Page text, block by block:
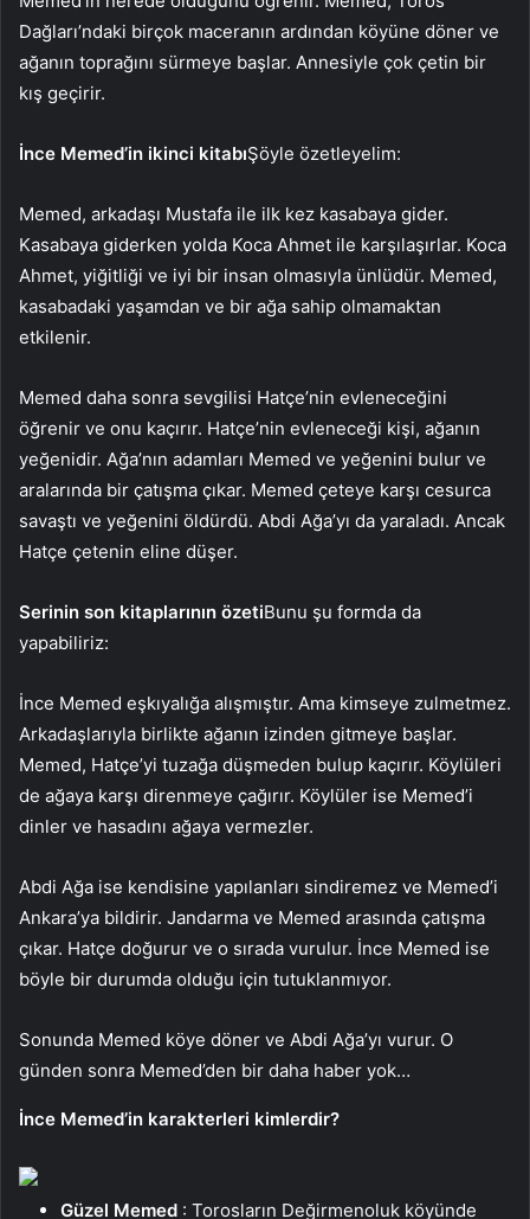
Dağları’ndaki birçok maceranın ardından köyüne döner ve
ağanın toprağını sürmeye başlar. Annesiyle çok çetin bir
kış geçirir.
İnce Memed’in ikinci kitabıŞöyle özetleyelim:
Memed, arkadaşı Mustafa ile ilk kez kasabaya gider.
Kasabaya giderken yolda Koca Ahmet ile karşılaşırlar. Koca
Ahmet, yiğitliği ve iyi bir insan olmasıyla ünlüdür. Memed,
kasabadaki yaşamdan ve bir ağa sahip olmamaktan
etkilenir.
Memed daha sonra sevgilisi Hatçe’nin evleneceğini
öğrenir ve onu kaçırır. Hatçe’nin evleneceği kişi, ağanın
yeğenidir. Ağa’nın adamları Memed ve yeğenini bulur ve
aralarında bir çatışma çıkar. Memed çeteye karşı cesurca
savaştı ve yeğenini öldürdü. Abdi Ağa’yı da yaraladı. Ancak
Hatçe çetenin eline düşer.
Serinin son kitaplarının özetiBunu şu formda da
yapabiliriz:
İnce Memed eşkıyalığa alışmıştır. Ama kimseye zulmetmez.
Arkadaşlarıyla birlikte ağanın izinden gitmeye başlar.
Memed, Hatçe’yi tuzağa düşmeden bulup kaçırır. Köylüleri
de ağaya karşı direnmeye çağırır. Köylüler ise Memed’i
dinler ve hasadını ağaya vermezler.
Abdi Ağa ise kendisine yapılanları sindiremez ve Memed’i
Ankara’ya bildirir. Jandarma ve Memed arasında çatışma
çıkar. Hatçe doğurur ve o sırada vurulur. İnce Memed ise
böyle bir durumda olduğu için tutuklanmıyor.
Sonunda Memed köye döner ve Abdi Ağa’yı vurur. O
günden sonra Memed’den bir daha haber yok…
İnce Memed’in karakterleri kimlerdir?
Güzel Memed : Torosların Değirmenoluk köyünde